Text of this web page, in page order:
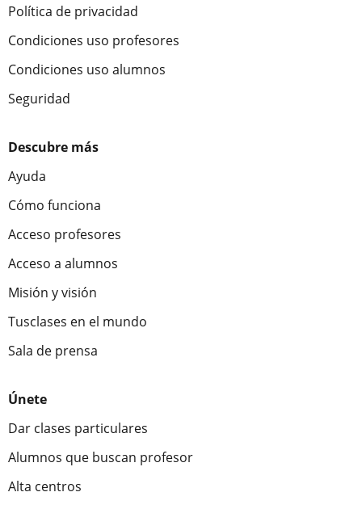
Política de privacidad
Condiciones uso profesores
Condiciones uso alumnos
Seguridad
Descubre más
Ayuda
Cómo funciona
Acceso profesores
Acceso a alumnos
Misión y visión
Tusclases en el mundo
Sala de prensa
Únete
Dar clases particulares
Alumnos que buscan profesor
Alta centros